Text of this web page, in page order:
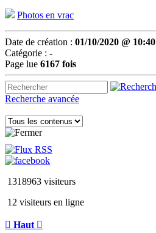
Photos en vrac
Date de création : 01/10/2020 @ 10:40
Catégorie : -
Page lue 6167 fois
Recherche avancée
1318963 visiteurs
12 visiteurs en ligne
 Haut 